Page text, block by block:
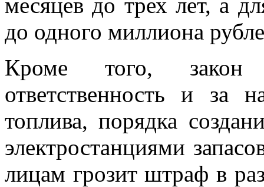
до одного миллиона
Кроме того, закон
ответственность и за
топлива, порядка
электростанциями
лицам грозит штраф в